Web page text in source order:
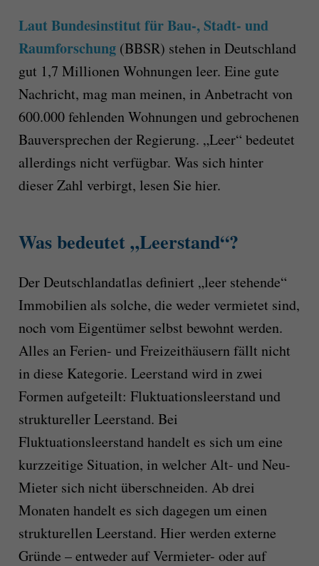
Laut Bundesinstitut für Bau-, Stadt- und
Raumforschung(BBSR) stehen in Deutschland
gut 1,7 Millionen Wohnungen leer. Eine gute
Nachricht, mag man meinen, in Anbetracht von
600.000 fehlenden Wohnungen und gebrochenen
Bauversprechen der Regierung. „Leer“ bedeutet
allerdings nicht verfügbar. Was sich hinter
dieser Zahl verbirgt, lesen Sie hier.
Was bedeutet „Leerstand“?
Der Deutschlandatlas definiert „leer stehende“
Immobilien als solche, die weder vermietet sind,
noch vom Eigentümer selbst bewohnt werden.
Alles an Ferien- und Freizeithäusern fällt nicht
in diese Kategorie. Leerstand wird in zwei
Formen aufgeteilt: Fluktuationsleerstand und
struktureller Leerstand. Bei
Fluktuationsleerstand handelt es sich um eine
kurzzeitige Situation, in welcher Alt- und Neu-
Mieter sich nicht überschneiden. Ab drei
Monaten handelt es sich dagegen um einen
strukturellen Leerstand. Hier werden externe
Gründe – entweder auf Vermieter- oder auf